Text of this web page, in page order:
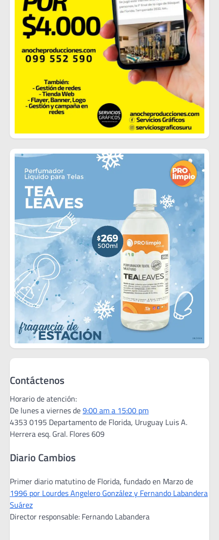
Contáctenos
Horario de atención:
De lunes a viernes de9:00 am a 15:00 pm
4353 0195 Departamento de Florida, Uruguay Luis A.
Herrera esq. Gral. Flores 609
Diario Cambios
Primer diario matutino de Florida, fundado en Marzo de
1996 por Lourdes Angelero González y Fernando Labandera
Suárez
Director responsable: Fernando Labandera